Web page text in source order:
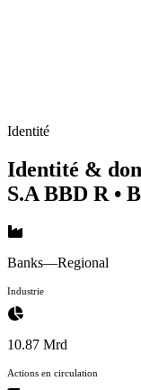
Identité
Identité &
S.A BBD R •
Banks—Regional
Industrie
10.87 Mrd
Actions en circulation